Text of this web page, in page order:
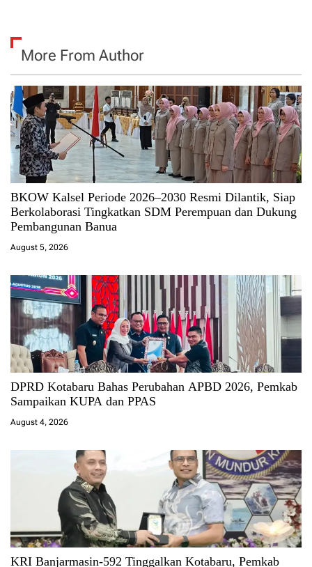
More From Author
BKOW Kalsel Periode 2026–2030 Resmi Dilantik, Siap
Berkolaborasi Tingkatkan SDM Perempuan dan Dukung
Pembangunan Banua
August 5, 2026
DPRD Kotabaru Bahas Perubahan APBD 2026, Pemkab
Sampaikan KUPA dan PPAS
August 4, 2026
KRI Banjarmasin-592 Tinggalkan Kotabaru, Pemkab